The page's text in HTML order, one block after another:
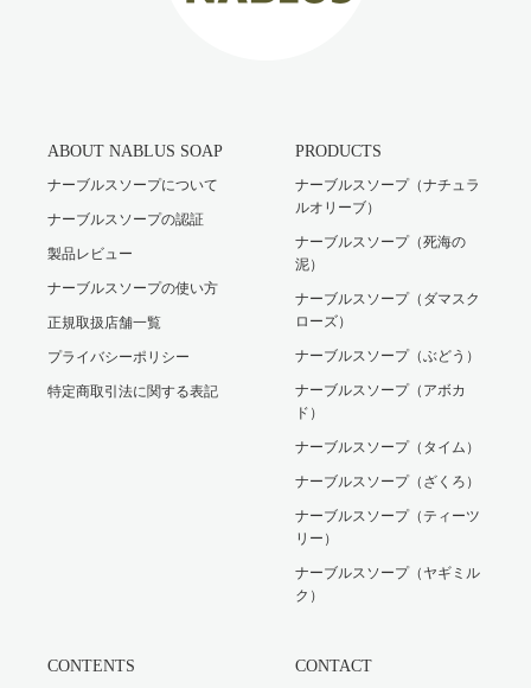
ABOUT NABLUS SOAP
ナーブルスソープについて
ナーブルスソープの認証
製品レビュー
ナーブルスソープの使い方
正規取扱店舗一覧
プライバシーポリシー
特定商取引法に関する表記
PRODUCTS
ナーブルスソープ（ナチュラ
ルオリーブ）
ナーブルスソープ（死海の
泥）
ナーブルスソープ（ダマスク
ローズ）
ナーブルスソープ（ぶどう）
ナーブルスソープ（アボカ
ド）
ナーブルスソープ（タイム）
ナーブルスソープ（ざくろ）
ナーブルスソープ（ティーツ
リー）
ナーブルスソープ（ヤギミル
ク）
CONTENTS CONTACT